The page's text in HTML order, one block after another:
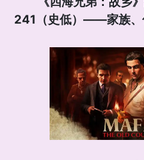
241（史低）——家族、